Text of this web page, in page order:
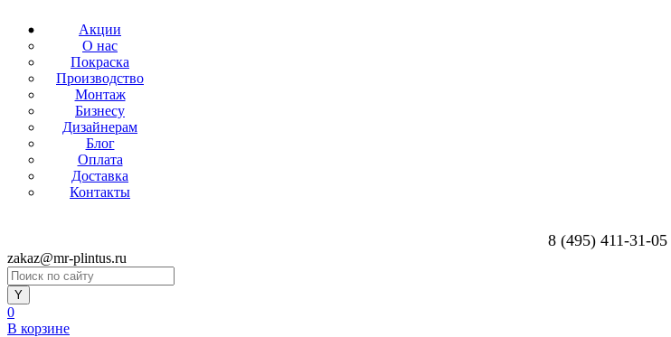
Акции
О нас
Покраска
Производство
Монтаж
Бизнесу
Дизайнерам
Блог
Оплата
Доставка
Контакты
8 (495) 411-31-05
zakaz@mr-plintus.ru
0
В корзине